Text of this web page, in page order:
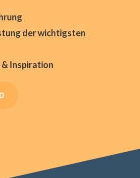
der wichtigsten
& Inspiration